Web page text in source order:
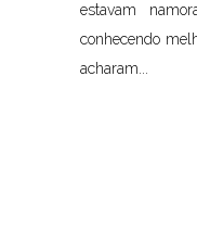
estavam
conhecendo
acharam...